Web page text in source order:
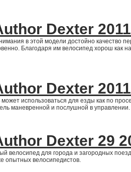
Dexter 2011
в этой модели достойно качество
Благодаря им велосипед хорош как
Dexter 2011
использоваться для езды как по
маневренной и послушной в управлении.
Dexter 29
велосипед для города и загородных
опытных велосипедистов.